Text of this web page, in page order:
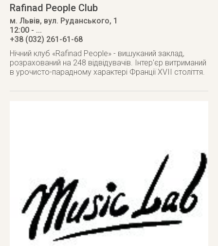
Rafinad People Club
м. Львів, вул. Руданського, 1
12:00 - ...
+38 (032) 261-61-68
Нічний клуб «Rafinad People» - вишуканий заклад,
розрахований на 248 відвідувачів. Інтер'єр витриманий
в урочисто-парадному характері Франції XVII століття.